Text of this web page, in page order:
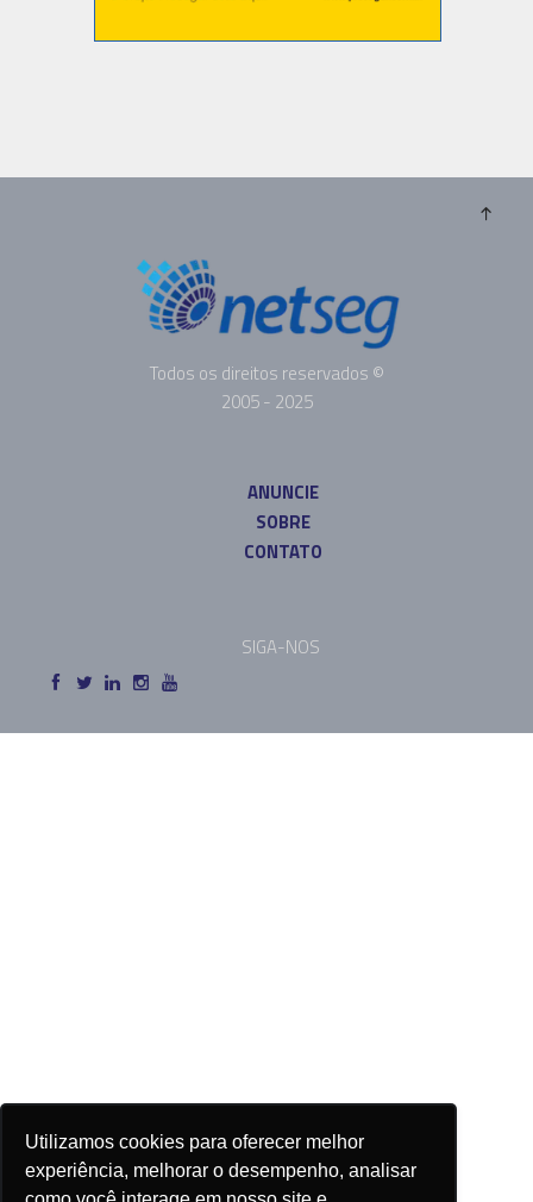
Utilizamos cookies para oferecer melhor
experiência, melhorar o desempenho, analisar
Todos os direitos reservados ©
2005 - 2025
ANUNCIE
SOBRE
CONTATO
SIGA-NOS